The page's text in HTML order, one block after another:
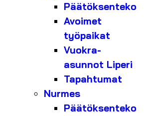
Päätöksenteko
Avoimet
työpaikat
Vuokra-
asunnot Liperi
Tapahtumat
Nurmes
Päätöksenteko